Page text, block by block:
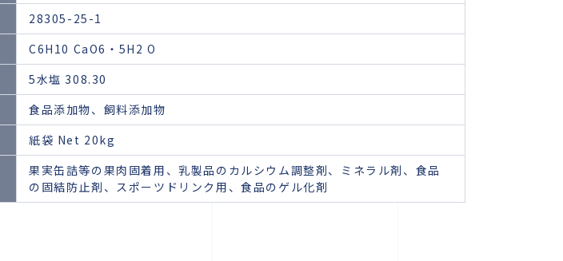
28305-25-1
C6H10 CaO6・5H2 O
5水塩 308.30
食品添加物、飼料添加物
紙袋 Net 20kg
果実缶詰等の果肉固着用、乳製品のカルシウム調整剤、ミネラル剤、食品
の固結防止剤、スポーツドリンク用、食品のゲル化剤